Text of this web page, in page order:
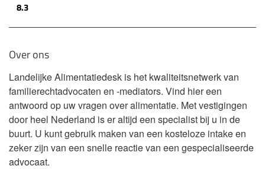
8.3
Over ons
Landelijke Alimentatiedesk is het kwaliteitsnetwerk van
familierechtadvocaten en -mediators. Vind hier een
antwoord op uw vragen over alimentatie. Met vestigingen
door heel Nederland is er altijd een specialist bij u in de
buurt. U kunt gebruik maken van een kosteloze intake en
zeker zijn van een snelle reactie van een gespecialiseerde
advocaat.